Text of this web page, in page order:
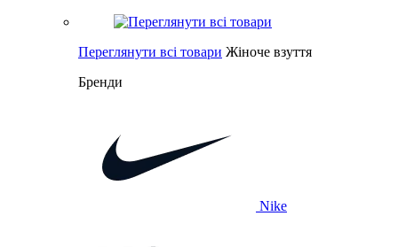
Переглянути всі товари Жіноче взуття
Бренди
Nike